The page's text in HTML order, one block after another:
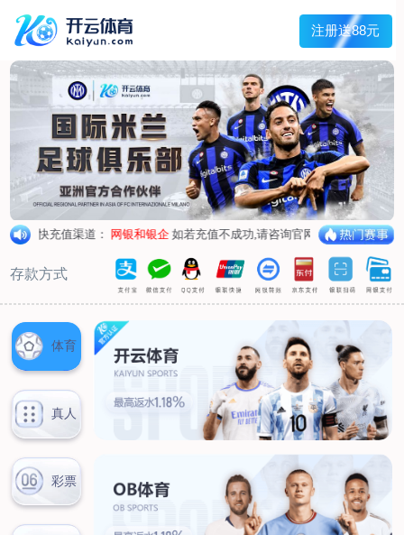
Menu
网站首页
关于我们
产品中心
荣誉资质
厂区设备
人才招聘
新闻中心
销售网点
联系我们